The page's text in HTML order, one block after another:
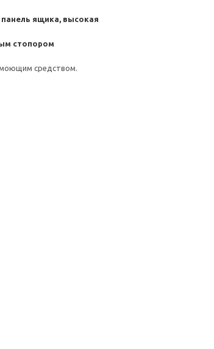
ящика, высокая
стопором
средством.